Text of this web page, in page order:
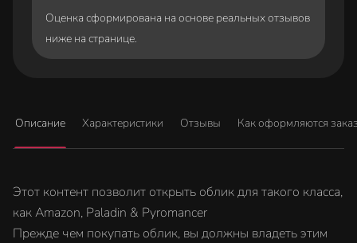
Оценка сформирована на основе реальных отзывов
ниже на странице.
Описание Характеристики Отзывы Как оформляются
Этот контент позволит открыть облик для такого класса,
как Amazon, Paladin & Pyromancer
Прежде чем покупать облик, вы должны владеть этим